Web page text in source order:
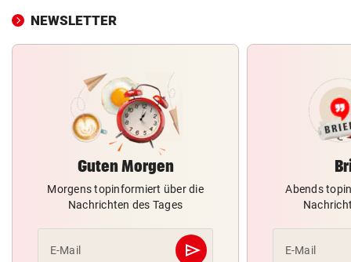
NEWSLETTER
Guten Morgen
Morgens topinformiert über die
Nachrichten des Tages
E-Mail send
Abschicken
Abends
E-Mail